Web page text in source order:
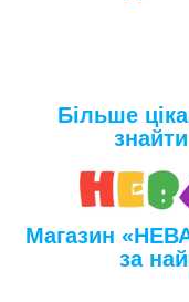
Більше
Магазин
за